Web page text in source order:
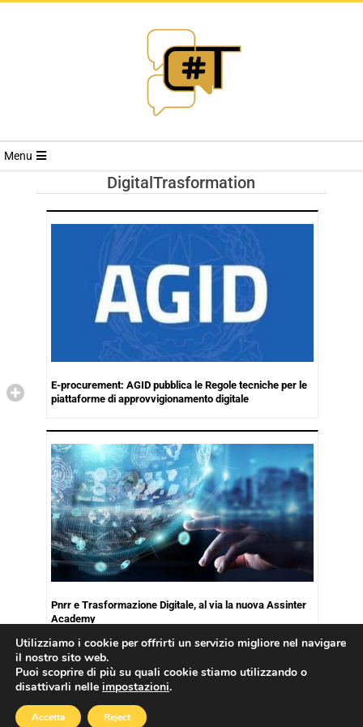
RIVISTA
TRENDS
Menu
DigitalTrasformation
E-procurement: AGID pubblica le Regole tecniche per le
piattaforme di approvvigionamento digitale
Pnrr e Trasformazione Digitale, al via la nuova Assinter
Academy
Copyright © 2026
Utilizziamo i cookie per offrirti un servizio migliore nel navigare
il nostro sito web.
Puoi scoprire di più su quali cookie stiamo utilizzando o
disattivarli nelle impostazioni.
Accetta Reject